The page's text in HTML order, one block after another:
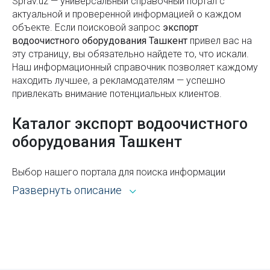
здоровья
Как получить образовательный кредит в
Узбекистане
На что обратить внимание при выборе раковины
Площадь Амира Темура в Ташкенте
Монумент Дружбы Народов в Ташкенте (Памятник
семье Шамахмудовых)
Какие языки чаще всего выбирают на филфаке
актуальной и проверенной информацией о каждом
объекте. Если поисковой запроc экспорт
водоочистного оборудования Ташкент привел вас на
эту страницу, вы обязательно найдете то, что искали.
Наш информационный справочник позволяет каждому
находить лучшее, а рекламодателям — успешно
привлекать внимание потенциальных клиентов.
Каталог экспорт водоочистного
оборудования Ташкент
Выбор нашего портала для поиска информации
открывает широкие возможности. Каталог Sprav для
пользователей и рекламодателей — это:
Развернуть описание